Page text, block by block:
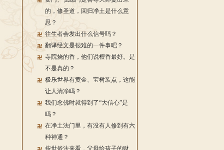
的，修圣道，回归净土是什么意
思？
往生者会发出什么信号吗？
翻译经文是很难的一件事吧？
寺院烧的香，他们说檀香最好。是
不是真的？
极乐世界有黄金、宝树装点，这能
让人清净吗？
我们念佛时就得到了“大信心”是
吗？
在净土法门里，有没有人修到有六
种神通？
按世俗法来看，父母给孩子的财